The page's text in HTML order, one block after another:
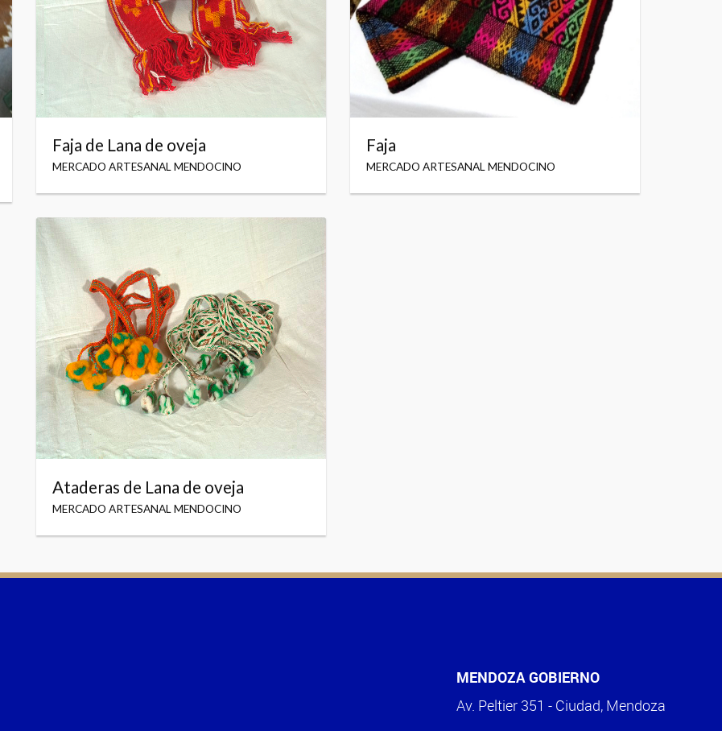
Faja de Lana de oveja
MERCADO ARTESANAL MENDOCINO
Faja
MERCADO ARTESANAL MENDOCINO
Ataderas de Lana de oveja
MERCADO ARTESANAL MENDOCINO
MENDOZA GOBIERNO
Av. Peltier 351 - Ciudad, Mendoza